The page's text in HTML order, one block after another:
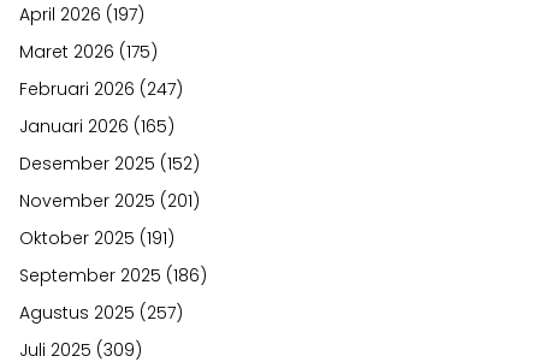
April 2026 (197)
Maret 2026 (175)
Februari 2026 (247)
Januari 2026 (165)
Desember 2025 (152)
November 2025 (201)
Oktober 2025 (191)
September 2025 (186)
Agustus 2025 (257)
Juli 2025 (309)